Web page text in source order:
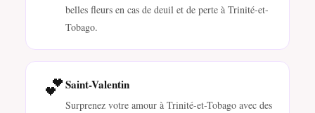
belles fleurs en cas de deuil et de perte à Trinité-et-
Tobago.
💕Saint-Valentin
Surprenez votre amour à Trinité-et-Tobago avec des